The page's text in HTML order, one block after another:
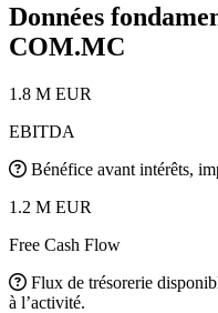
Données
COM.MC
1.8 M EUR
EBITDA
Bénéfice avant intérêts,
1.2 M EUR
Free Cash Flow
Flux de trésorerie
à l’activité.